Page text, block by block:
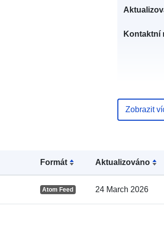
Formát Aktualizováno
Atom Feed 24 March 2026
Kontaktní
Katalogový
záznam:
Zobrazit